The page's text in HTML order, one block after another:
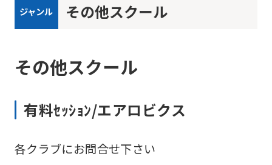
ジャンル その他スクール
その他スクール
有料ｾｯｼｮﾝ/エアロビクス
各クラブにお問合せ下さい